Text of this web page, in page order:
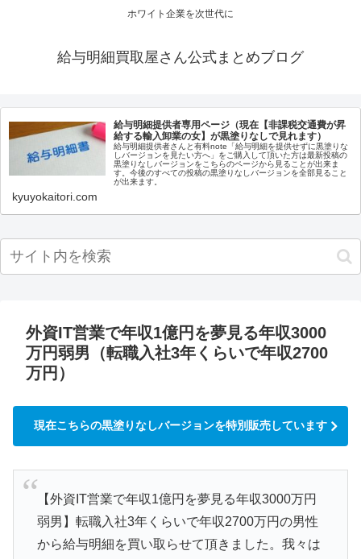
ホワイト企業を次世代に
給与明細買取屋さん公式まとめブログ
給与明細提供者専用ページ（現在【非課税交通費が昇
給する輸入卸業の女】が黒塗りなしで見れます）
給与明細提供者さんと有料note「給与明細を提供せずに黒塗りな
しバージョンを見たい方へ」をご購入して頂いた方は最新投稿の
黒塗りなしバージョンをこちらのページから見ることが出来ま
す。今後のすべての投稿の黒塗りなしバージョンを全部見ること
が出来ます。
kyuyokaitori.com
外資IT営業で年収1億円を夢見る年収3000
万円弱男（転職入社3年くらいで年収2700
万円）
現在こちらの黒塗りなしバージョンを特別販売しています
【外資IT営業で年収1億円を夢見る年収3000万円
弱男】転職入社3年くらいで年収2700万円の男性
から給与明細を買い取らせて頂きました。我々は